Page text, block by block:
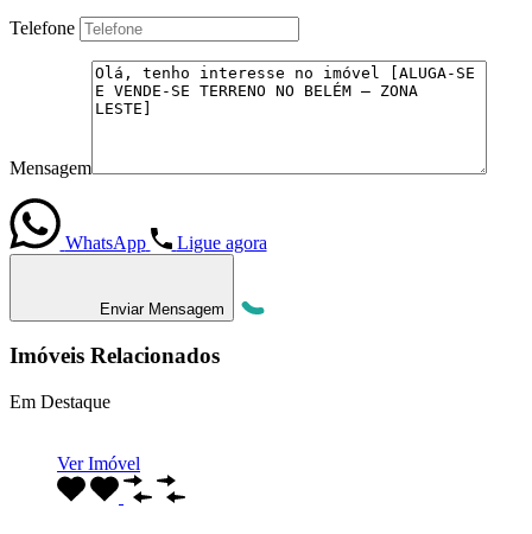
Telefone
Mensagem
WhatsApp Ligue agora
Enviar Mensagem
Imóveis Relacionados
Em Destaque
Ver Imóvel